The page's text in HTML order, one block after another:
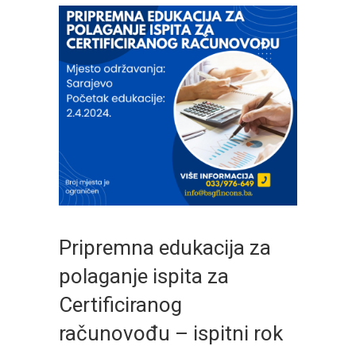
Pripremna edukacija za
polaganje ispita za
Certificiranog
računovođu – ispitni rok